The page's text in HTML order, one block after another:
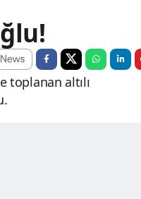
toplanan altılı